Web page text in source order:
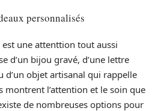
personnalisés
une attenttion tout aussi
d’un bijou gravé, d’une lettre
d’un objet artisanal qui rappelle
montrent l’attention et le soin que
de nombreuses options pour